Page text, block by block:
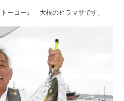
ーコー』 大根のヒラマサです。